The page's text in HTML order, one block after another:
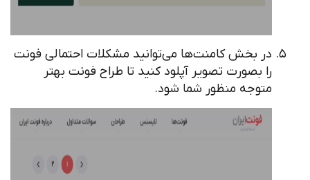
در بخش کامنت‌ها می‌توانید مشکلات احتمالی فونت
را بصورت تصویر آپلود کنید تا طراح فونت بهتر
متوجه منظور شما شود.